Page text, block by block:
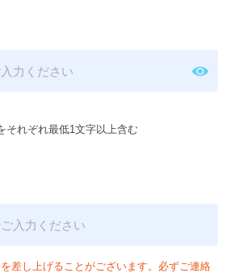
それぞれ最低1文字以上含む
差し上げることがございます。必ずご連絡